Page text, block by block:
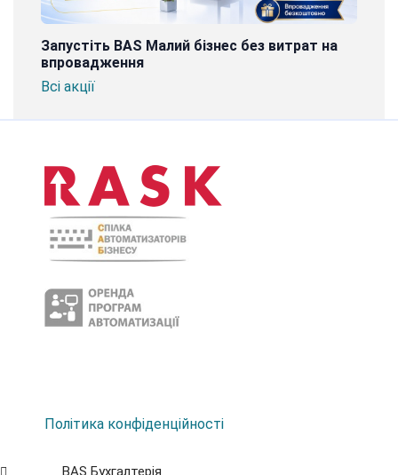
Запустіть BAS Малий бізнес без витрат на
впровадження
Всі акції
Політика конфіденційності
BAS Бухгалтерія